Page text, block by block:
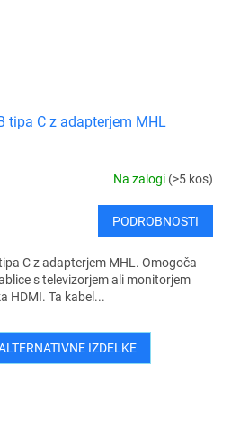
tipa C z adapterjem MHL
Na zalogi (>5 kos)
PODROBNOSTI
C z adapterjem MHL. Omogoča
s televizorjem ali monitorjem
HDMI. Ta kabel...
IZDELKE